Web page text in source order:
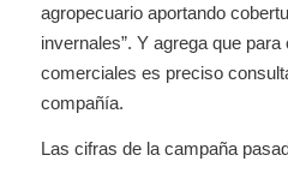
agropecuario aportando
invernales”. Y agrega que
comerciales es preciso
compañía.
Las cifras de la campaña